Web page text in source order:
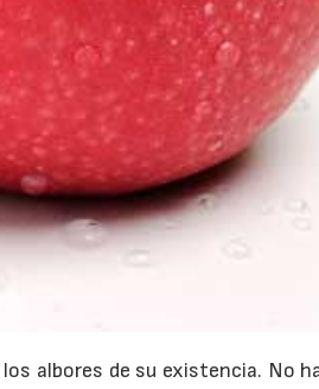
albores de su existencia. No